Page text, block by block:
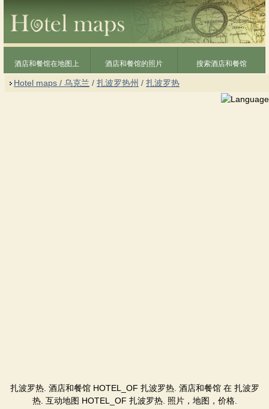
酒店和餐馆在地图上 酒店和餐馆的照片 搜索酒店和餐馆
Hotel maps / 乌克兰 / 扎波罗热州 / 扎波罗热
扎波罗热. 酒店和餐馆 HOTEL_OF 扎波罗热. 酒店和餐馆 在 扎波罗
热. 互动地图 HOTEL_OF 扎波罗热. 照片，地图，价格.